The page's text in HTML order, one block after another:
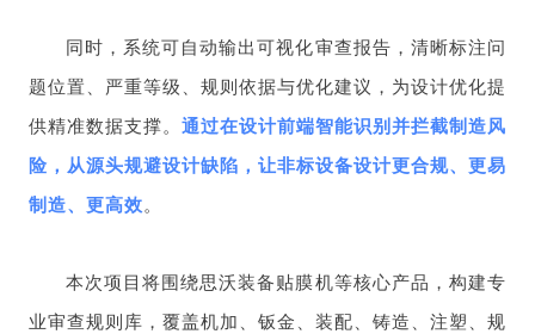
同时，系统可自动输出可视化审查报告，清晰标注问
题位置、严重等级、规则依据与优化建议，为设计优化提
供精准数据支撑。 通过在设计前端智能识别并拦截制造风
险，从源头规避设计缺陷，让非标设备设计更合规、更易
制造、更高效。
本次项目将围绕思沃装备贴膜机等核心产品，构建专
业审查规则库，覆盖机加、钣金、装配、铸造、注塑、规